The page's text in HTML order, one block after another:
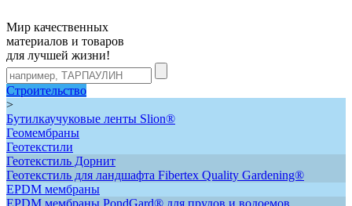
Мир качественных
материалов и товаров
для лучшей жизни!
Строительство
>
Бутилкаучуковые ленты Slion®
Геомембраны
Геотекстили
Геотекстиль Дорнит
Геотекстиль для ландшафта Fibertex Quality Gardening®
ЕРDM мембраны
EPDM мембраны PondGard® для прудов и водоемов